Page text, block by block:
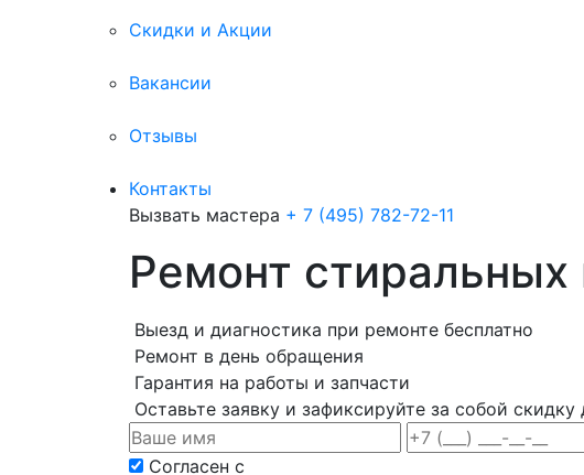
Скидки и Акции
Вакансии
Отзывы
Контакты
Вызвать мастера + 7 (495) 782-72-11
Ремонт
Выезд и диагностика при ремонте бесплатно
Ремонт в день обращения
Гарантия на работы и запчасти
Оставьте заявку и зафиксируйте за собой скидку
Согласен с